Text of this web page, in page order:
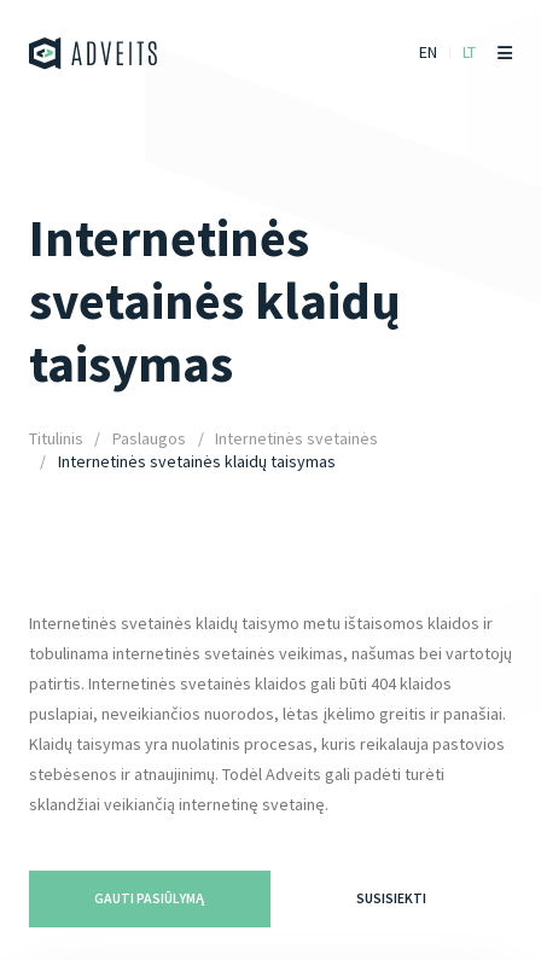
EN LT
Internetinės
svetainės klaidų
taisymas
Titulinis Paslaugos
Internetinės svetainės
Internetinės svetainės klaidų taisymas
Internetinės svetainės klaidų taisymo metu ištaisomos klaidos ir
tobulinama internetinės svetainės veikimas, našumas bei vartotojų
patirtis. Internetinės svetainės klaidos gali būti 404 klaidos
puslapiai, neveikiančios nuorodos, lėtas įkėlimo greitis ir panašiai.
Klaidų taisymas yra nuolatinis procesas, kuris reikalauja pastovios
stebėsenos ir atnaujinimų. Todėl Adveits gali padėti turėti
sklandžiai veikiančią internetinę svetainę.
GAUTI PASIŪLYMĄ SUSISIEKTI